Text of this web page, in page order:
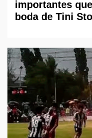
importantes
boda de Tini